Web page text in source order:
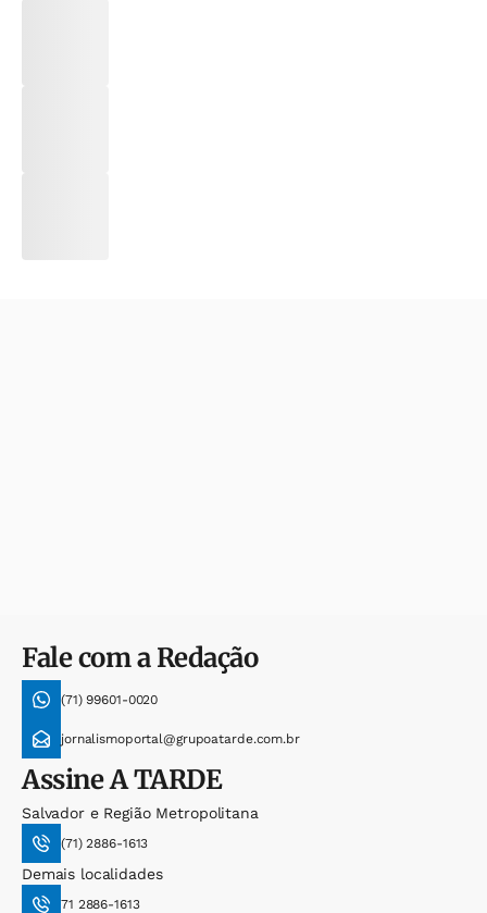
Fale com a Redação
(71) 99601-0020
jornalismoportal@grupoatarde.com.br
AssineA TARDE
Salvador e Região Metropolitana
(71) 2886-1613
Demais localidades
71 2886-1613